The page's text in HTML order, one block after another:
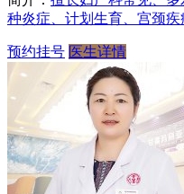
种炎症、计划生育、宫颈疾
预约挂号 医生详情